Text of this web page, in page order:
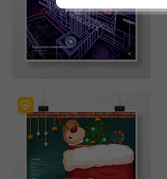
2021赛博朋克风跨年活动海报